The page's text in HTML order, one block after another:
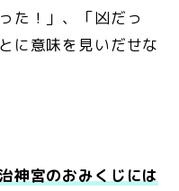
た！」、「凶だっ
に意味を見いだせな
神宮のおみくじには